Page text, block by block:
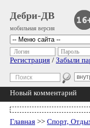
Дебри-ДВ
мобильная версия
Логин Пароль
Регистрация / Забыли
Новый комментарий
Главная >> Спорт,